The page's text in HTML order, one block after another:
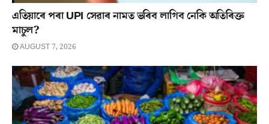
এতিয়াৰে পৰা UPI সেৱাৰ নামত ভৰিব লাগিব নেকি অতিৰিক্ত
মাচুল?
AUGUST 7, 2026